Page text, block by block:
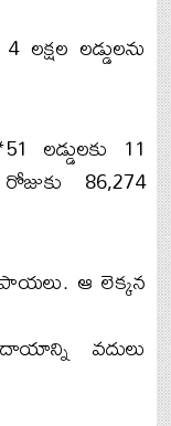
లడ్డులను
11
86,274
ఆ లెక్కన
వదులు